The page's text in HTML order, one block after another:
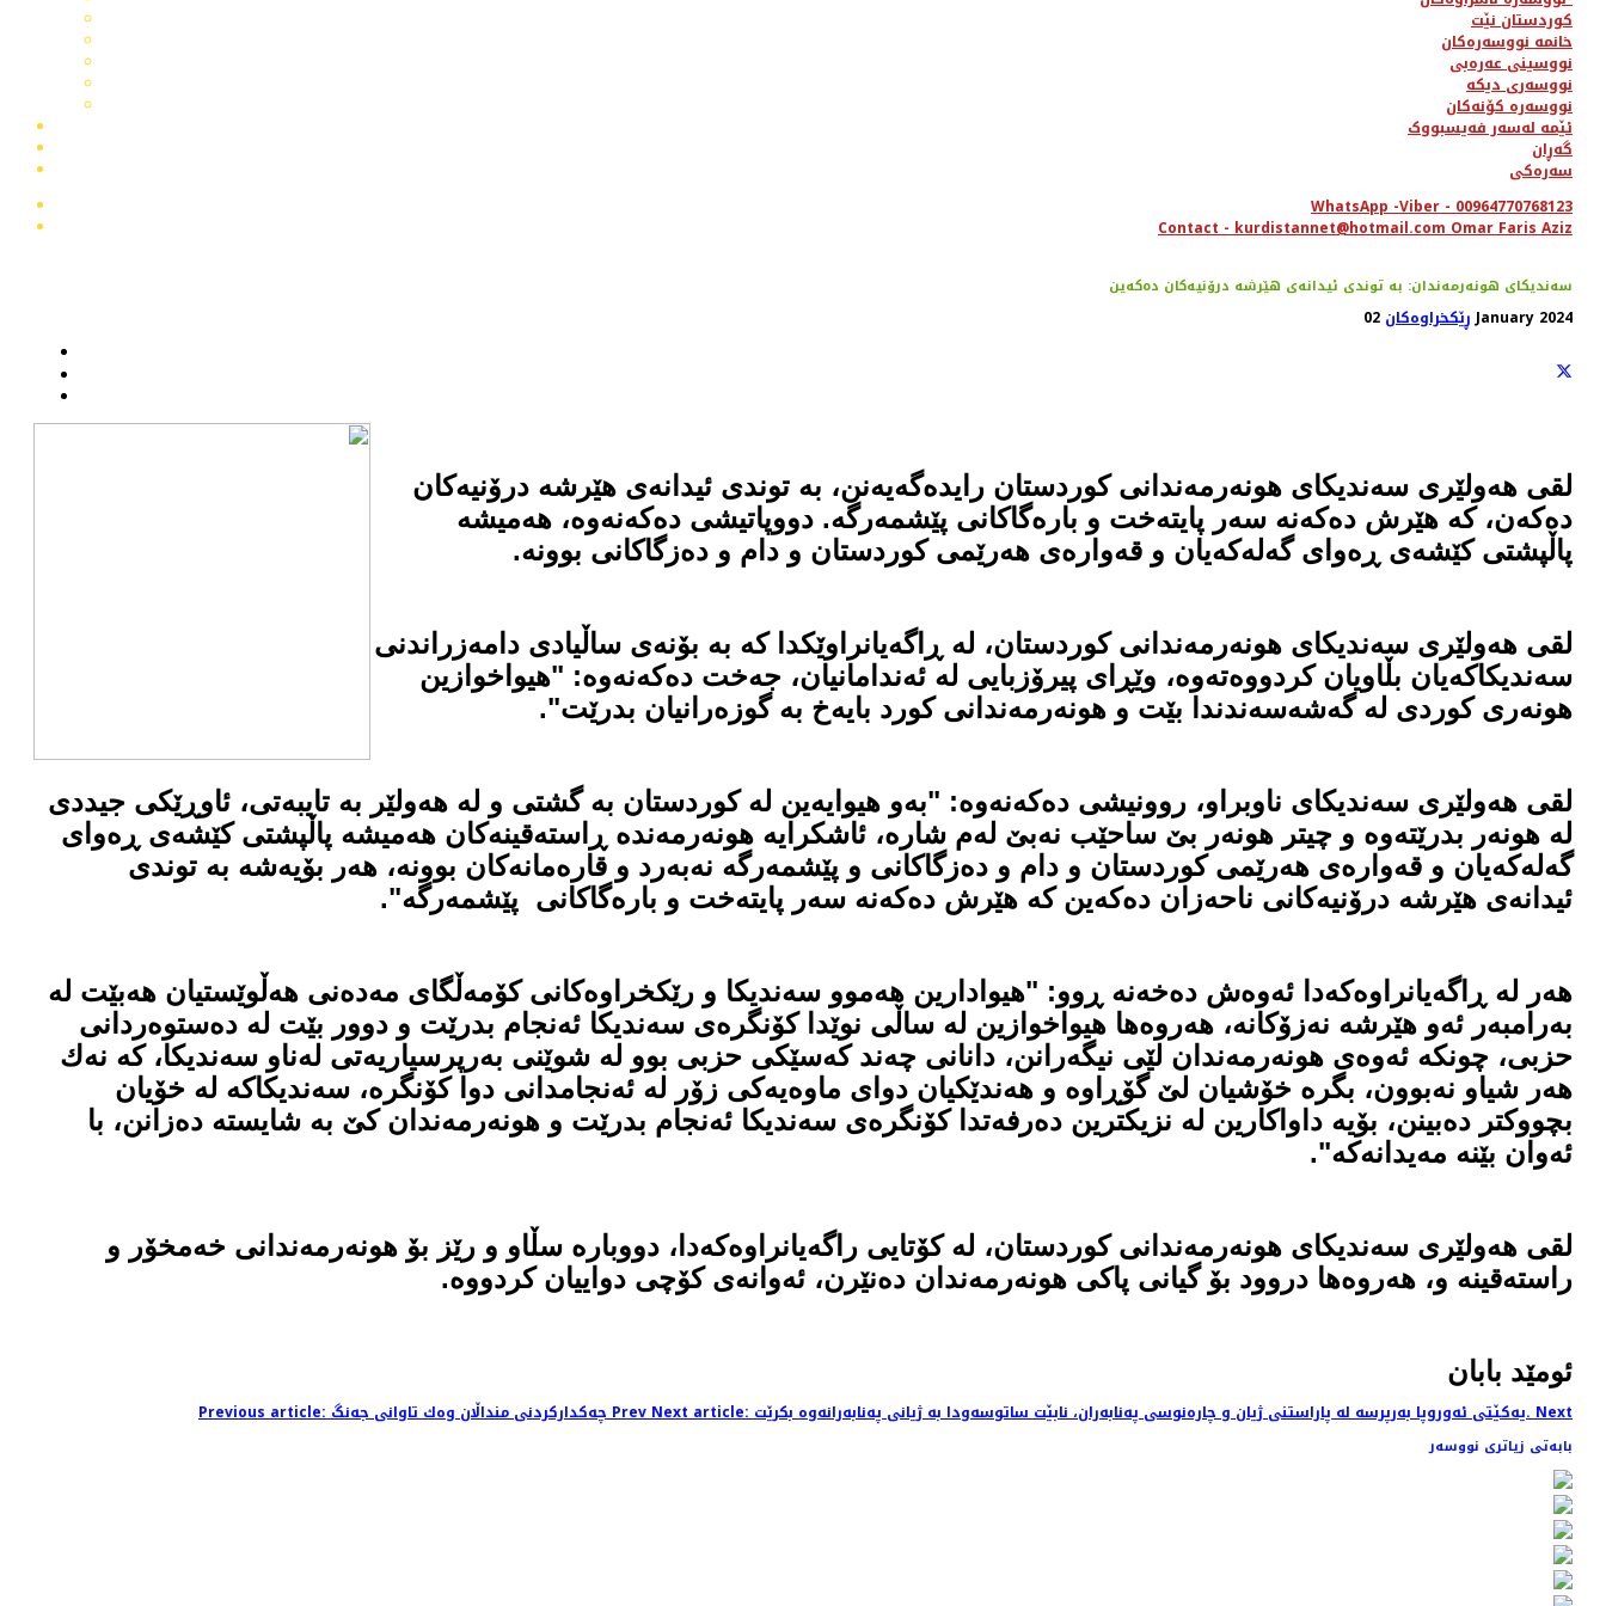
کوردستان نێت
خانمە نووسەرەکان
نووسینی عەرەبی
نووسەری دیکە
نووسەرە کۆنەکان
ئێمە لەسەر فەیسبووک
گەڕان
سەرەکی
WhatsApp -Viber - 00964770768123
Contact - kurdistannet@hotmail.com Omar Faris Aziz
سەندیكای هونەرمەندان: بە توندی ئیدانەی هێرشە درۆنیەكان دەكەین
ڕێکخراوەکان02 January 2024
لقی هەولێری سەندیكای هونەرمەندانی كوردستان رایدەگەیەنن، بە توندی ئیدانەی هێرشە درۆنیەكان
دەكەن، كە هێرش دەكەنە سەر پایتەخت و بارەگاكانی پێشمەرگە. دووپاتیشی دەكەنەوە، هەمیشە
پاڵپشتی كێشەی ڕەوای گەلەكەیان و قەوارەی هەرێمی كوردستان و دام و دەزگاكانی بوونە.
لقی هەولێری سەندیكای هونەرمەندانی كوردستان، لە ڕاگەیانراوێكدا كە بە بۆنەی ساڵیادی دامەزراندنی
سەندیكاكەیان بڵاویان كردووەتەوە، وێڕای پیرۆزبایی لە ئەندامانیان، جەخت دەكەنەوە: "هیواخوازین
هونەری كوردی لە گەشەسەندندا بێت و هونەرمەندانی كورد بایەخ بە گوزەرانیان بدرێت".
لقی هەولێری سەندیكای ناوبراو، روونیشی دەكەنەوە: "بەو هیوایەین لە كوردستان بە گشتی و لە هەولێر بە تایبەتی، ئاوڕێكی جیددی
لە هونەر بدرێتەوە و چیتر هونەر بێ ساحێب نەبێ لەم شارە، ئاشكرایە هونەرمەندە ڕاستەقینەكان هەمیشە پاڵپشتی كێشەی ڕەوای
گەلەكەیان و قەوارەی هەرێمی كوردستان و دام و دەزگاكانی و پێشمەرگە نەبەرد و قارەمانەكان بوونە، هەر بۆیەشە بە توندی
ئیدانەی هێرشە درۆنیەكانی ناحەزان دەكەین كە هێرش دەكەنە سەر پایتەخت و بارەگاكانی پێشمەرگە".
هەر لە ڕاگەیانراوەكەدا ئەوەش دەخەنە ڕوو: "هیوادارین هەموو سەندیكا و رێكخراوەكانی كۆمەڵگای مەدەنی هەڵوێستیان هەبێت لە
بەرامبەر ئەو هێرشە نەزۆكانە، هەروەها هیواخوازین لە ساڵی نوێدا كۆنگرەی سەندیكا ئەنجام بدرێت و دوور بێت لە دەستوەردانی
حزبی، چونكە ئەوەی هونەرمەندان لێی نیگەرانن، دانانی چەند كەسێكی حزبی بوو لە شوێنی بەرپرسیاریەتی لەناو سەندیكا، كە نەك
هەر شیاو نەبوون، بگرە خۆشیان لێ گۆڕاوە و هەندێكیان دوای ماوەیەكی زۆر لە ئەنجامدانی دوا كۆنگرە، سەندیكاكە لە خۆیان
بچووكتر دەبینن، بۆیە داواكارین لە نزیكترین دەرفەتدا كۆنگرەی سەندیكا ئەنجام بدرێت و هونەرمەندان كێ بە شایستە دەزانن، با
ئەوان بێنە مەیدانەكە".
لقی هەولێری سەندیكای هونەرمەندانی كوردستان، لە كۆتایی راگەیانراوەكەدا، دووبارە سڵاو و رێز بۆ هونەرمەندانی خەمخۆر و
راستەقینە و، هەروەها دروود بۆ گیانی پاكی هونەرمەندان دەنێرن، ئەوانەی كۆچی دواییان كردووە.
ئومێد بابان
Previous article: چەكداركردنی منداڵان وەك تاوانی جەنگPrev Next article: یەکێتی ئەوروپا بەرپرسە لە پاراستنی ژیان و چارەنوسی پەنابەران، نابێت ساتوسەودا بە ژیانی پەنابەرانەوە بکرێت.Next
بابەتی زیاتری نووسەر